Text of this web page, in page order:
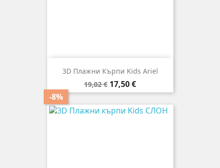
3D Плажни Кърпи Kids Ariel
Редовна
цена
19,02 €
-8%
Цена
17,50 €